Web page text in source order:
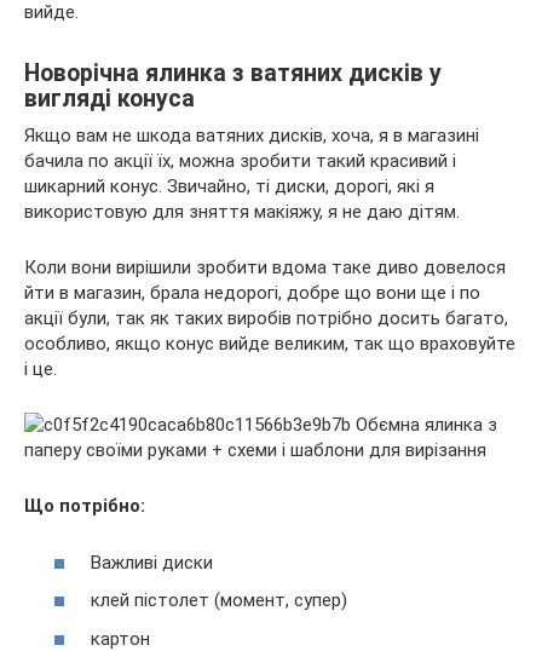
вийде.
Новорічна ялинка з ватяних дисків у
вигляді конуса
Якщо вам не шкода ватяних дисків, хоча, я в магазині
бачила по акції їх, можна зробити такий красивий і
шикарний конус. Звичайно, ті диски, дорогі, які я
використовую для зняття макіяжу, я не даю дітям.
Коли вони вирішили зробити вдома таке диво довелося
йти в магазин, брала недорогі, добре що вони ще і по
акції були, так як таких виробів потрібно досить багато,
особливо, якщо конус вийде великим, так що враховуйте
і це.
Що потрібно:
Важливі диски
клей пістолет (момент, супер)
картон